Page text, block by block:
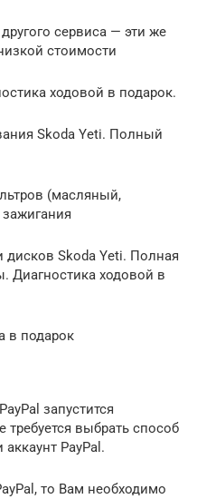
сервиса — эти же
стоимости
ходовой в подарок.
Skoda Yeti. Полный
(масляный,
Skoda Yeti. Полная
Диагностика ходовой в
в подарок
запустится
требуется выбрать способ
PayPal.
то Вам необходимо